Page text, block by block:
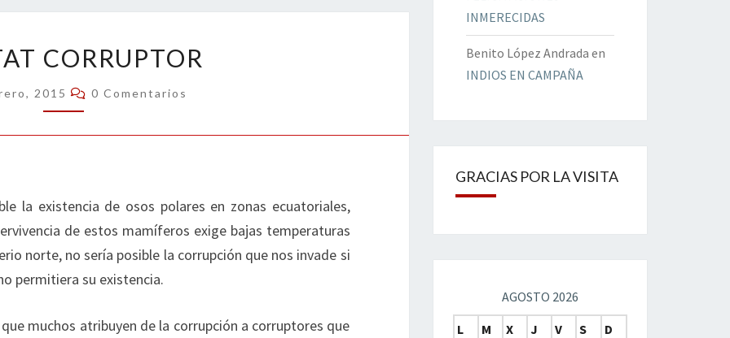
CORRUPTOR
CORRUPTOR
2015 Comentarios
0 Comentarios
la existencia de osos polares en zonas ecuatoriales,
de estos mamíferos exige bajas temperaturas
norte, no sería posible la corrupción que nos invade si
permitiera su existencia.
muchos atribuyen de la corrupción a corruptores que
INMERECIDAS
Benito López Andrada en
INDIOS EN CAMPAÑA
GRACIAS POR LA VISITA
AGOSTO 2026
L
M X J V S
D